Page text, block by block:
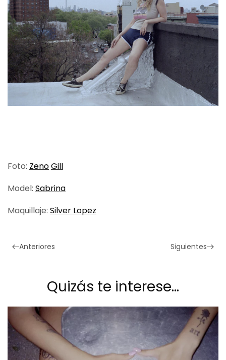
Foto: ZenoGill
Model: Sabrina
Maquillaje: Silver Lopez
Anteriores Siguientes
Quizás te interese…